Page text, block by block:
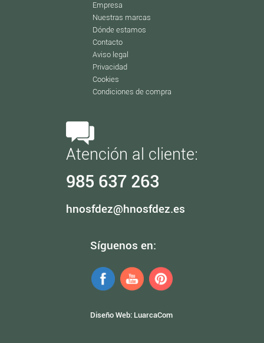
Empresa
Nuestras marcas
Dónde estamos
Contacto
Aviso legal
Privacidad
Cookies
Condiciones de compra
Atención al cliente:
985 637 263
hnosfdez@hnosfdez.es
Síguenos en:
Diseño Web: LuarcaCom